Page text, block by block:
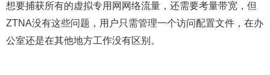
想要捕获所有的虚拟专用网网络流量，还需要考量带宽，但
ZTNA没有这些问题，用户只需管理一个访问配置文件，在办
公室还是在其他地方工作没有区别。